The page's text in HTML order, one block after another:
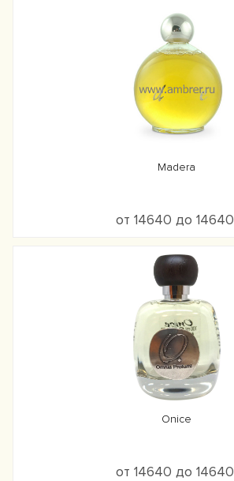
Madera
от 14640 до 14640
Onice
от 14640 до 14640